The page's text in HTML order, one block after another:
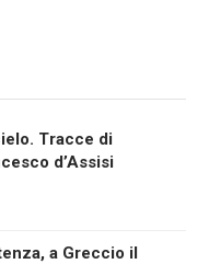
Tracce di
d’Assisi
a Greccio il